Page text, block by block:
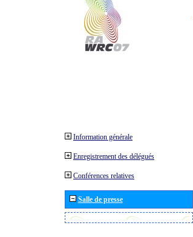
Information générale
Enregistrement des délégués
Conférences relatives
Salle de presse